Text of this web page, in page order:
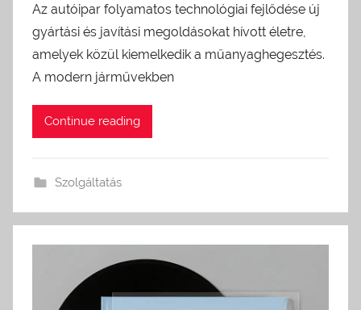
Az autóipar folyamatos technológiai fejlődése új
gyártási és javítási megoldásokat hívott életre,
amelyek közül kiemelkedik a műanyaghegesztés.
A modern járművekben
Continue reading
Szolgáltatás